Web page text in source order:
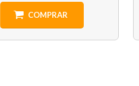
COMPRAR